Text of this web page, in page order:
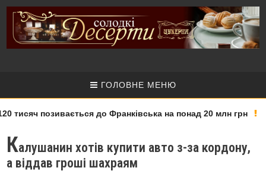
ГОЛОВНЕ МЕНЮ
тисяч позивається до Франківська на понад 20 млн грн
Калушанин хотів купити авто з-за кордону,
а віддав гроші шахраям